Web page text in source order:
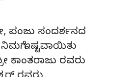
ಪಂಜು ಸಂದರ್ಶನದ
ಇಷ್ಟವಾಯಿತು
ಕಾಂತರಾಜು ರವರು